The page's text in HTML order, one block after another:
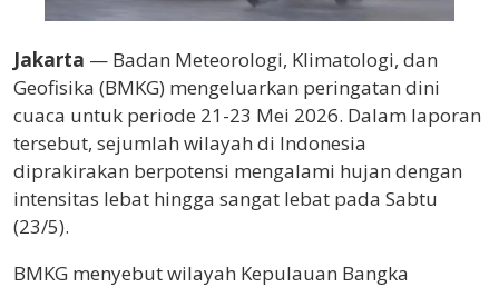
Jakarta — Badan Meteorologi, Klimatologi, dan
Geofisika (BMKG) mengeluarkan peringatan dini
cuaca untuk periode 21-23 Mei 2026. Dalam laporan
tersebut, sejumlah wilayah di Indonesia
diprakirakan berpotensi mengalami hujan dengan
intensitas lebat hingga sangat lebat pada Sabtu
(23/5).
BMKG menyebut wilayah Kepulauan Bangka